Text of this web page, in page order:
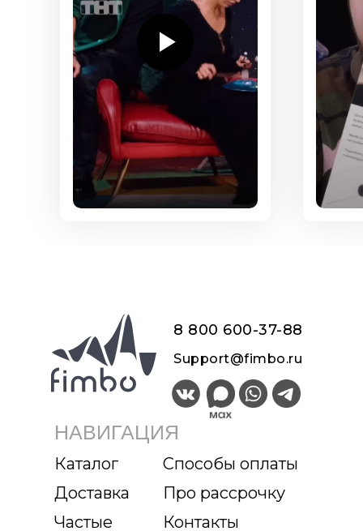
Каталог
Доставка
Частые
НАВИГАЦИЯ
Способы оплаты
Про рассрочку
Контакты
8 800 600-37-88
Support@fimbo.ru